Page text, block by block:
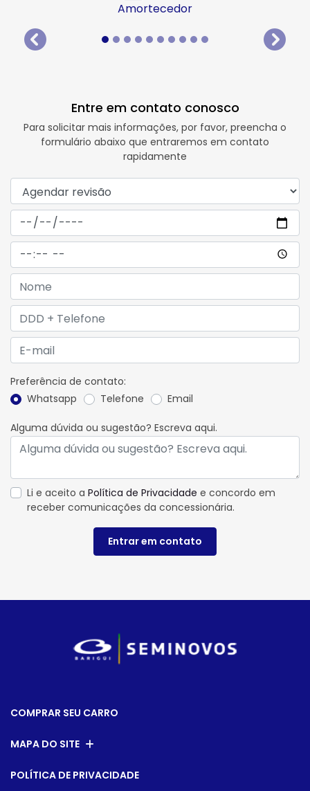
Amortecedor
templates.template-
Entre em contato conosco
Para solicitar mais informações, por favor, preencha o
formulário abaixo que entraremos em contato
rapidamente
Preferência de contato:
Whatsapp
Telefone Email
Alguma dúvida ou sugestão? Escreva aqui.
Li e aceito a Política de Privacidade e concordo em
receber comunicações da concessionária.
Entrar em contato
COMPRAR SEU CARRO
MAPA DO SITE
POLÍTICA DE PRIVACIDADE